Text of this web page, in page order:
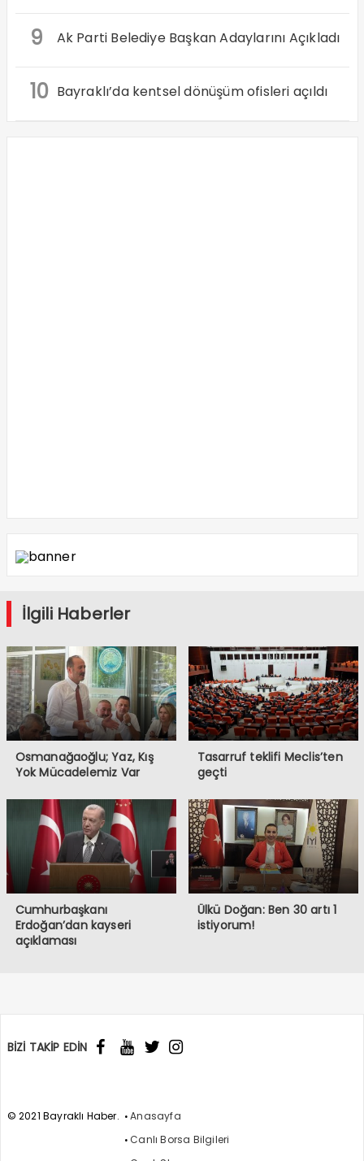
9 Ak Parti Belediye Başkan Adaylarını Açıkladı
10 Bayraklı’da kentsel dönüşüm ofisleri açıldı
İlgili Haberler
Osmanağaoğlu; Yaz, Kış
Yok Mücadelemiz Var
Tasarruf teklifi Meclis’ten
geçti
Cumhurbaşkanı
Erdoğan’dan kayseri
açıklaması
Ülkü Doğan: Ben 30 artı 1
istiyorum!
BİZİ TAKİP EDİN
© 2021 Bayraklı Haber.
Anasayfa
Canlı Borsa Bilgileri